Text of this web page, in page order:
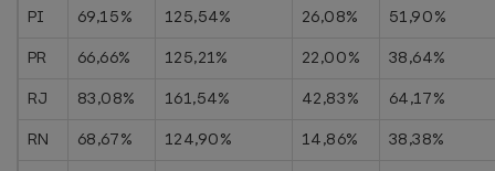
PI
69,15% 125,54% 26,08%
51,90%
PR
66,66% 125,21% 22,00%
38,64%
RJ
83,08% 161,54% 42,83%
64,17%
RN
68,67% 124,90% 14,86%
38,38%